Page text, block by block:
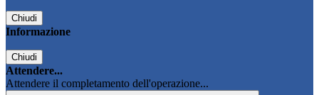
Chiudi
Informazione
Chiudi
Attendere...
Attendere il completamento dell'operazione...